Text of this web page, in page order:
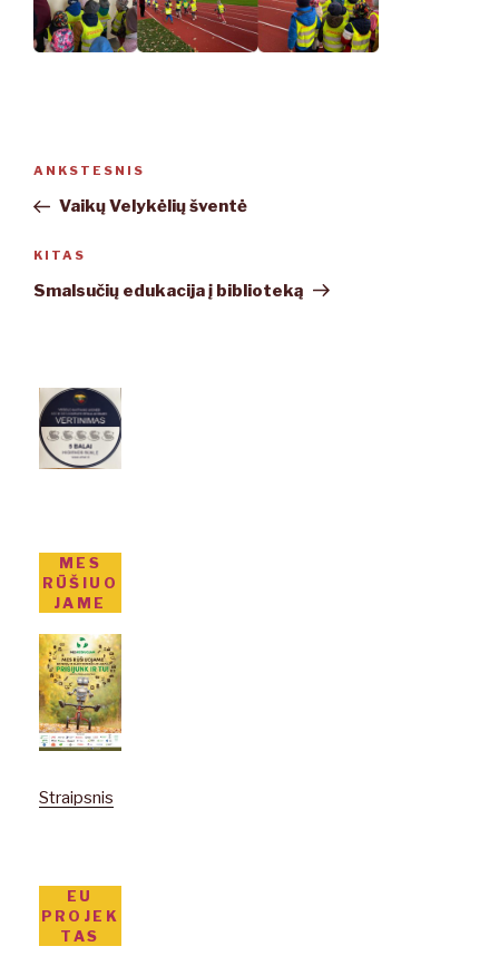
Navigacija
įrašų
Ankstesnis
įrašas
ANKSTESNIS
Vaikų Velykėlių šventė
Kitas
įrašas
KITAS
Smalsučių edukacija į biblioteką
MES
RŪŠIUO
JAME
Straipsnis
EU
PROJEK
TAS